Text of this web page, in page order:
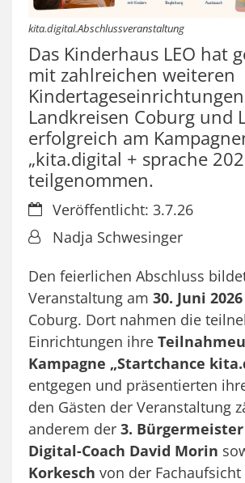
kita.digital.Abschlussveranstaltung
Das Kinderhaus LEO hat
mit zahlreichen weiteren
Landkreisen Coburg und
erfolgreich am
„kita.digital + sprache
teilgenommen.
Datum:Veröffentlicht: 3.7.26
Von:Nadja Schwesinger
Den feierlichen Abschluss
Veranstaltung am 30. Juni 2026
Coburg. Dort nahmen die
Einrichtungen ihre
Kampagne „Startchance
entgegen und präsentierten
den Gästen der Veranstaltung
anderem der 3.
Digital-Coach David Morin
Korkesch von der